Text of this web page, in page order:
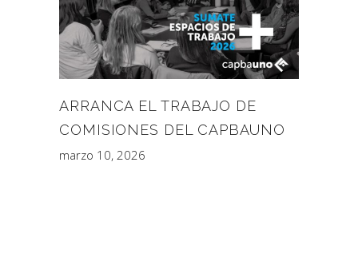
ARRANCA EL TRABAJO DE
COMISIONES DEL CAPBAUNO
marzo 10, 2026